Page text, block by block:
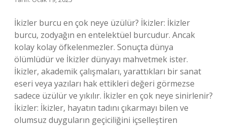
İkizler burcu en çok neye üzülür? İkizler: İkizler
burcu, zodyağın en entelektüel burcudur. Ancak
kolay kolay öfkelenmezler. Sonuçta dünya
ölümlüdür ve İkizler dünyayı mahvetmek ister.
İkizler, akademik çalışmaları, yarattıkları bir sanat
eseri veya yazıları hak ettikleri değeri görmezse
sadece üzülür ve yıkılır. İkizler en çok neye sinirlenir?
İkizler: İkizler, hayatın tadını çıkarmayı bilen ve
olumsuz duyguların geçiciliğini içselleştiren